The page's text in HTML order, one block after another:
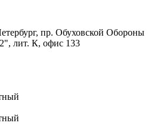
пр. Обуховской Обороны
лит. К, офис 133